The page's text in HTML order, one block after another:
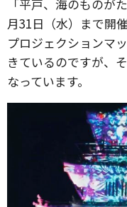
「平戸、海のものが
月31日（水）まで開
プロジェクションマ
きているのですが、
なっています。